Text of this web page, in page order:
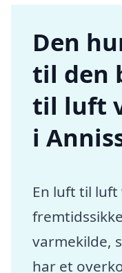
Den
til den
til luft
i
En luft til
varmekilde,
har et